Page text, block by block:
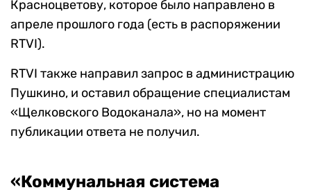
Красноцветову, которое было направлено в
апреле прошлого года (есть в распоряжении
RTVI).
RTVI также направил запрос в администрацию
Пушкино, и оставил обращение специалистам
«Щелковского Водоканала», но на момент
публикации ответа не получил.
«Коммунальная система